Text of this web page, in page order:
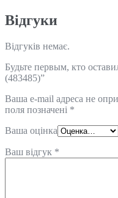
Відгуки
Відгуків немає.
Будьте первым, кто
(483485)”
Ваша e-mail адреса не
поля позначені *
Ваша оцінка
Ваш відгук *